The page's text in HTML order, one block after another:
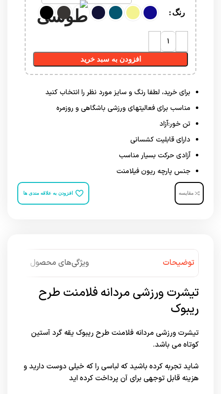
رنگ
افزودن به سبد خرید
برای خرید، لطفا رنگ و سایز مورد نظر را انتخاب کنید
مناسب برای فعالیتهای ورزشی باشگاهی و روزمره
تن خور:آزاد
دارای قابلیت کشسانی
آزادی حرکت بسیار مناسب
جنس پارچه ریون فیلامنت
مقایسه افزودن به علاقه مندی ها
توضیحات ویژگی‌های محصول
تیشرت ورزشی مردانه فلامنت طرح
ریبوک
تیشرت ورزشی مردانه فلامنت طرح ریبوک یقه گرد آستین
کوتاه می باشد.
شاید تجربه کرده باشید که لباسی را که خیلی دوست دارید و
هزینه قابل توجهی برای آن پرداخت کرده اید